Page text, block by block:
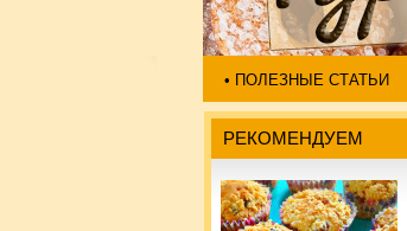
• ПОЛЕЗНЫЕ СТАТЬИ
РЕКОМЕНДУЕМ